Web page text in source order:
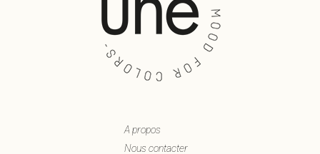
A propos
Nous contacter